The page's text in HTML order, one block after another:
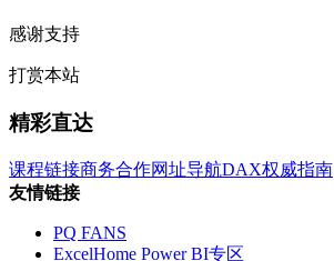
感谢支持
打赏本站
精彩直达
课程链接商务合作网址导航DAX权威指南
友情链接
PQ FANS
ExcelHome Power BI专区